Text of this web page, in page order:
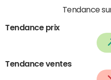
Tendance
Tendance prix
Tendance ventes